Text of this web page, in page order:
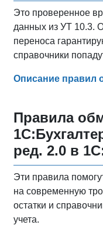
Это проверенное
данных из УТ 10.3.
переноса
справочники
Описание правил
Правила
ред. 2.0 в
Эти правила
на современную
остатки и
учета.